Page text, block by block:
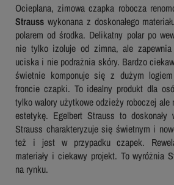
Ocieplana, zimowa czapka robocza
Strauss wykonana z doskonałego
polarem od środka. Delikatny polar po
nie tylko izoluje od zimna, ale
uciska i nie podrażnia skóry. Bardzo
świetnie komponuje się z dużym
froncie czapki. To idealny produkt dla
tylko walory użytkowe odzieży roboczej
estetykę. Egelbert Strauss to doskonały
Strauss charakteryzuje się świetnym i
też i jest w przypadku czapek.
materiały i ciekawy projekt. To wyróżnia
na rynku.